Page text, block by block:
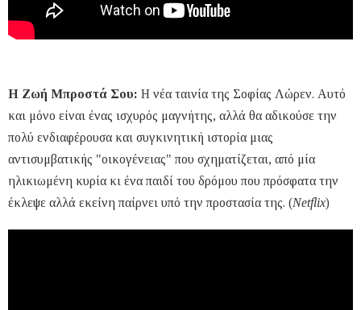
Η Ζωή Μπροστά Σου: Η νέα ταινία της Σοφίας Λώρεν. Αυτό
και μόνο είναι ένας ισχυρός μαγνήτης, αλλά θα αδικούσε την
πολύ ενδιαφέρουσα και συγκινητική ιστορία μιας
αντισυμβατικής "οικογένειας" που σχηματίζεται, από μία
ηλικιωμένη κυρία κι ένα παιδί του δρόμου που πρόσφατα την
έκλεψε αλλά εκείνη παίρνει υπό την προστασία της. (Netflix)